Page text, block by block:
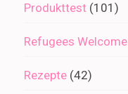
Produkttest (101)
Refugees Welcome
Rezepte (42)